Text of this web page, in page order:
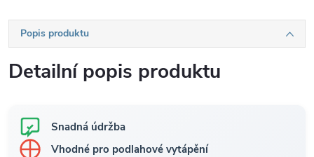
Popis produktu
Detailní popis produktu
Snadná údržba
Vhodné pro podlahové vytápění